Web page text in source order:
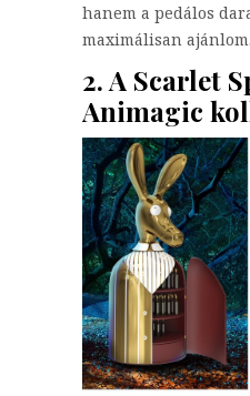
hanem a pedálos
maximálisan
2. A Scarlet
Animagic